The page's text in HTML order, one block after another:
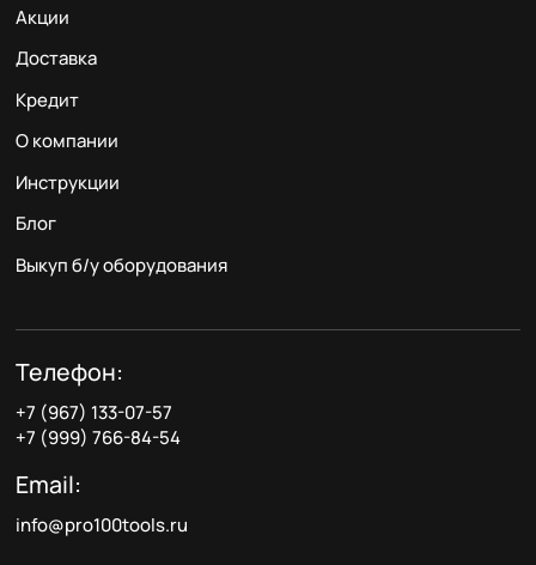
Акции
Доставка
Кредит
О компании
Инструкции
Блог
Выкуп б/у оборудования
Телефон:
+7 (967) 133-07-57
+7 (999) 766-84-54
Email:
info@pro100tools.ru